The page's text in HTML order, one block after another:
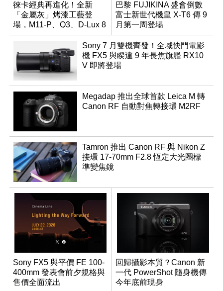
徠卡經典再進化！全新
「金屬灰」烤漆工藝登
場，M11-P、Q3、D-Lux 8
領銜換裝
巴黎 FUJIKINA 盛會倒數
富士新世代機皇 X-T6 傳 9
月第一周登場
Sony 7 月雙機齊發！全域快門電影
機 FX5 與睽違 9 年長焦旗艦 RX10
V 即將登場
Megadap 推出全球首款 Leica M 轉
Canon RF 自動對焦轉接環 M2RF
Tamron 推出 Canon RF 與 Nikon Z
接環 17-70mm F2.8 恆定大光圈標
準變焦鏡
Sony FX5 與平價 FE 100-
400mm 發表會前夕規格與
售價全面流出
回歸攝影本質？Canon 新
一代 PowerShot 隨身機傳
今年底前現身